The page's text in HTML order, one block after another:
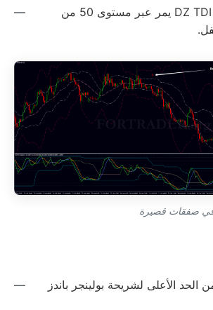
خط مؤشر DZ TDI RSI يمر عبر مستوى 50 من
في صفقات قصيرة
الحد الأعلى لشريحة بولينجر باندز